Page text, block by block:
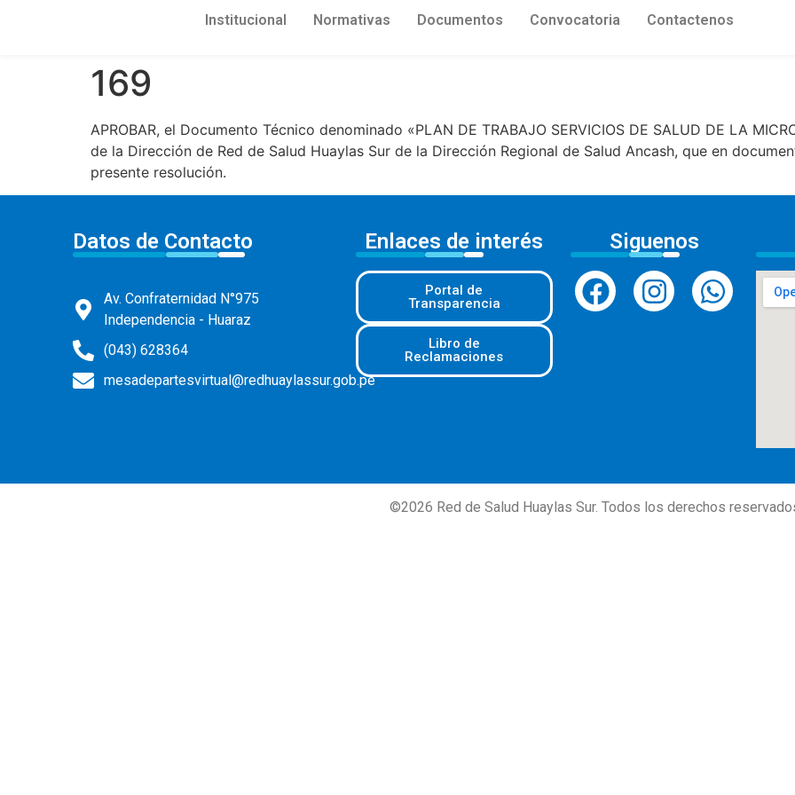
Institucional Normativas Documentos Convocatoria Contactenos
169
APROBAR, el Documento Técnico denominado «PLAN DE TRABAJO SERVICIOS DE SALUD DE LA
de la Dirección de Red de Salud Huaylas Sur de la Dirección Regional de Salud Ancash, que en
presente resolución.
Datos de Contacto
Av. Confraternidad N°975
Independencia - Huaraz
(043) 628364
mesadepartesvirtual@redhuaylassur.gob.pe
Enlaces de interés
Portal de
Transparencia
Libro de
Reclamaciones
Siguenos
©2026 Red de Salud Huaylas Sur. Todos los derechos